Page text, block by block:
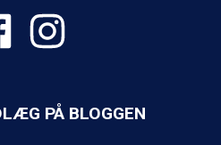
PÅ BLOGGEN